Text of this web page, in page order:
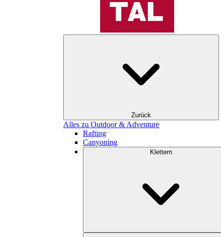
Zurück
Alles zu Outdoor & Adventure
Rafting
Canyoning
Klettern